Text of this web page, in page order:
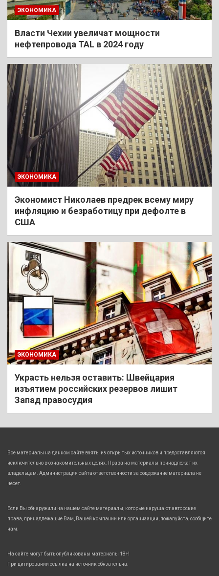
ЭКОНОМИКА
Власти Чехии увеличат мощности
нефтепровода TAL в 2024 году
ЭКОНОМИКА
Экономист Николаев предрек всему миру
инфляцию и безработицу при дефолте в
США
ЭКОНОМИКА
Украсть нельзя оставить: Швейцария
изъятием российских резервов лишит
Запад правосудия
Все материалы на данном сайте взяты из открытых источников и предоставляются
исключительно в ознакомительных целях. Права на материалы принадлежат их
владельцам. Администрация сайта ответственности за содержание материала не
несет.
Если Вы обнаружили на нашем сайте материалы, которые нарушают авторские
права, принадлежащие Вам, Вашей компании или организации, пожалуйста, сообщите
нам.
На сайте могут быть опубликованы материалы 18+!
При цитировании ссылка на источник обязательна.